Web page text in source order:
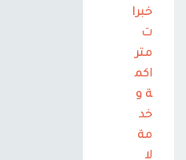
خبرا
ت
متر
اكم
ة و
خد
مة
لا